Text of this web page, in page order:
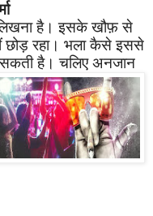
लिखना है। इसके खौफ़ से
छोड़ रहा। भला कैसे इससे
है। चलिए अनजान